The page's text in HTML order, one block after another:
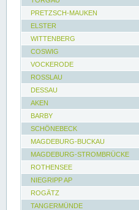
PRETZSCH-MAUKEN
ELSTER
WITTENBERG
COSWIG
VOCKERODE
ROSSLAU
DESSAU
AKEN
BARBY
SCHÖNEBECK
MAGDEBURG-BUCKAU
MAGDEBURG-STROMBRÜCKE
ROTHENSEE
NIEGRIPP AP
ROGÄTZ
TANGERMÜNDE